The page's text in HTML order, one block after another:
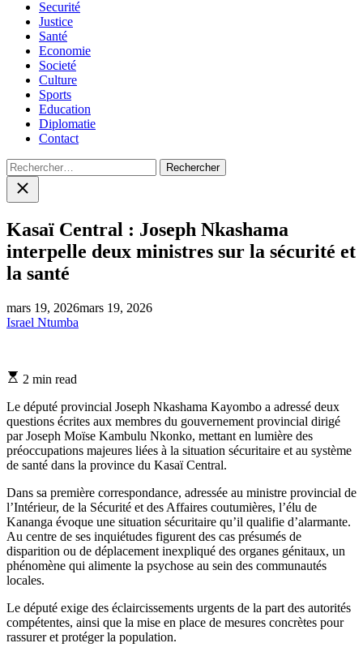
Securité
Justice
Santé
Economie
Societé
Culture
Sports
Education
Diplomatie
Contact
Rechercher :
Close
search
Kasaï Central : Joseph Nkashama
interpelle deux ministres sur la sécurité et
la santé
mars 19, 2026mars 19, 2026
Israel Ntumba
Estimated
time
2 min read
Le député provincial Joseph Nkashama Kayombo a adressé deux
questions écrites aux membres du gouvernement provincial dirigé
par Joseph Moïse Kambulu Nkonko, mettant en lumière des
préoccupations majeures liées à la situation sécuritaire et au système
de santé dans la province du Kasaï Central.
Dans sa première correspondance, adressée au ministre provincial de
l’Intérieur, de la Sécurité et des Affaires coutumières, l’élu de
Kananga évoque une situation sécuritaire qu’il qualifie d’alarmante.
Au centre de ses inquiétudes figurent des cas présumés de
disparition ou de déplacement inexpliqué des organes génitaux, un
phénomène qui alimente la psychose au sein des communautés
locales.
Le député exige des éclaircissements urgents de la part des autorités
compétentes, ainsi que la mise en place de mesures concrètes pour
rassurer et protéger la population.